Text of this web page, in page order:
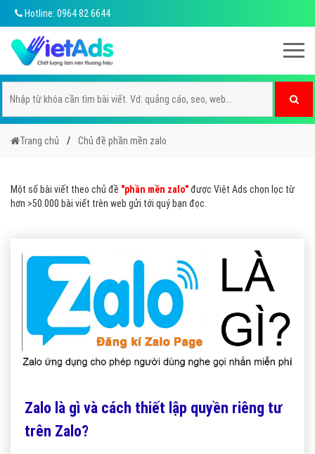
Hotline: 0964 82 6644
Trang chủ Chủ đề phần mền zalo
Một số bài viết theo chủ đề "phần mền zalo"được Việt Ads chọn lọc từ
hơn >50.000 bài viết trên web gửi tới quý bạn đọc.
Zalo là gì và cách thiết lập quyền riêng tư
trên Zalo?